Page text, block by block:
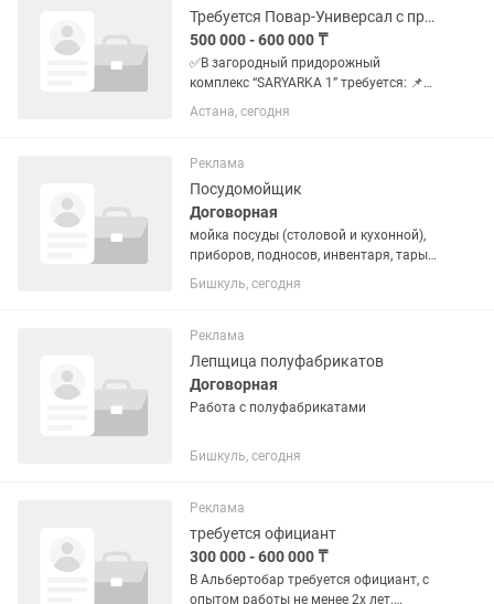
Требуется Повар-Универсал с проживанием
500 000 - 600 000 ₸
✅В загородный придорожный
комплекс “SARYARKA 1” требуется: 📌
Повар-Универсал восточной кухни С
опытом работы 📆График работы
договорная Восточная и
национальный кухня,...
Астана, сегодня
Реклама
Посудомойщик
Договорная
мойка посуды (столовой и кухонной),
приборов, подносов, инвентаря, тары
вручную и на посудомоечных
машинах, а также применение моющих
того, она должна соблюдать...
Бишкуль, сегодня
Реклама
Лепщица полуфабрикатов
Договорная
Работа с полуфабрикатами
Бишкуль, сегодня
Реклама
требуется официант
300 000 - 600 000 ₸
В Альбертобар требуется официант, с
опытом работы не менее 2х лет.